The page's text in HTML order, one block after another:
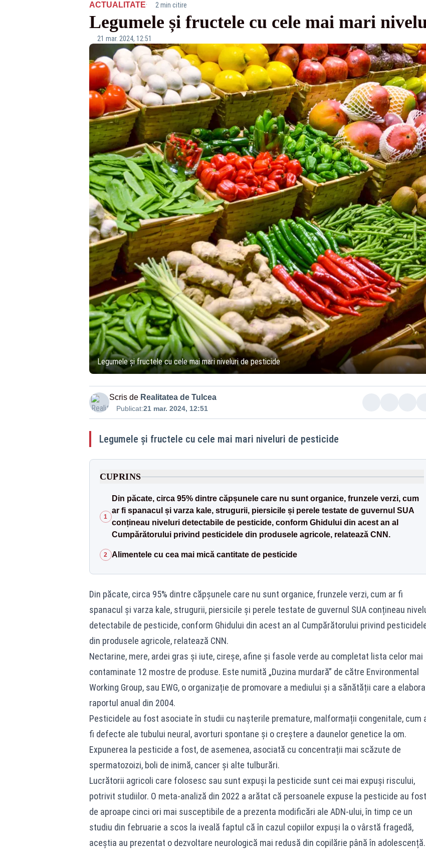
ACTUALITATE· 2 min citire
Legumele și fructele cu cele mai mari
21 mar. 2024, 12:51
Legumele și fructele cu cele mai mari niveluri de pesticide
Scris de Realitatea de Tulcea
Publicat:21 mar. 2024, 12:51
Legumele și fructele cu cele mai mari niveluri de pesticide
CUPRINS
1
Din păcate, circa 95% dintre căpșunele care nu sunt organice, frunzele verzi, cum
ar fi spanacul și varza kale, strugurii, piersicile și perele testate de guvernul SUA
conțineau niveluri detectabile de pesticide, conform Ghidului din acest an al
Cumpărătorului privind pesticidele din produsele agricole, relatează CNN.
2 Alimentele cu cea mai mică cantitate de pesticide
Din păcate, circa 95% dintre căpșunele care nu sunt organice, frunzele verzi, cum ar fi
spanacul și varza kale, strugurii, piersicile și perele testate de guvernul SUA conțineau
detectabile de pesticide, conform Ghidului din acest an al Cumpărătorului privind
din produsele agricole, relatează CNN.
Nectarine, mere, ardei gras și iute, cireșe, afine și fasole verde au completat lista celor mai
contaminate 12 mostre de produse. Este numită „Duzina murdară” de către Environmental
Working Group, sau EWG, o organizație de promovare a mediului și a sănătății care a
raportul anual din 2004.
Pesticidele au fost asociate în studii cu nașterile premature, malformații congenitale, cum
fi defecte ale tubului neural, avorturi spontane și o creștere a daunelor genetice la om.
Expunerea la pesticide a fost, de asemenea, asociată cu concentrații mai scăzute de
spermatozoizi, boli de inimă, cancer și alte tulburări.
Lucrătorii agricoli care folosesc sau sunt expuși la pesticide sunt cei mai expuși riscului,
potrivit studiilor. O meta-analiză din 2022 a arătat că persoanele expuse la pesticide au fost
de aproape cinci ori mai susceptibile de a prezenta modificări ale ADN-ului, în timp ce un
studiu din februarie a scos la iveală faptul că în cazul copiilor expuși la o vârstă fragedă,
aceștia au prezentat o dezvoltare neurologică mai redusă din copilărie până în adolescență.